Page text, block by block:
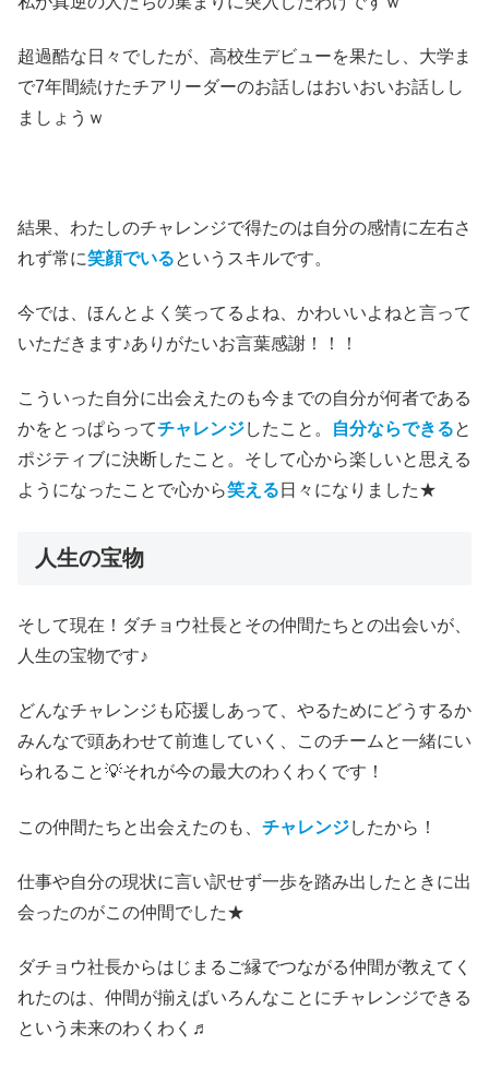
超過酷な日々でしたが、高校生デビューを果たし、大学ま
で7年間続けたチアリーダーのお話しはおいおいお話しし
ましょうｗ
結果、わたしのチャレンジで得たのは自分の感情に左右さ
れず常に笑顔でいるというスキルです。
今では、ほんとよく笑ってるよね、かわいいよねと言って
いただきます♪ありがたいお言葉感謝！！！
こういった自分に出会えたのも今までの自分が何者である
かをとっぱらってチャレンジしたこと。 自分ならできると
ポジティブに決断したこと。そして心から楽しいと思える
ようになったことで心から笑える 日々になりました★
人生の宝物
そして現在！ダチョウ社長とその仲間たちとの出会いが、
人生の宝物です♪
どんなチャレンジも応援しあって、やるためにどうするか
みんなで頭あわせて前進していく、このチームと一緒にい
られること💡それが今の最大のわくわくです！
この仲間たちと出会えたのも、 チャレンジしたから！
仕事や自分の現状に言い訳せず一歩を踏み出したときに出
会ったのがこの仲間でした★
ダチョウ社長からはじまるご縁でつながる仲間が教えてく
れたのは、仲間が揃えばいろんなことにチャレンジできる
という未来のわくわく♬